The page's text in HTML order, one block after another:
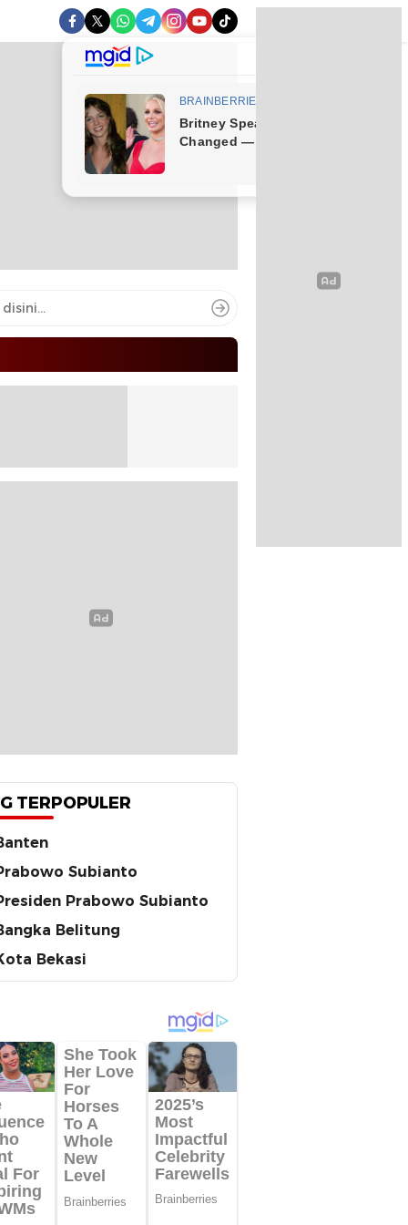
TERPOPULER
Subianto
Prabowo Subianto
Belitung
Bekasi